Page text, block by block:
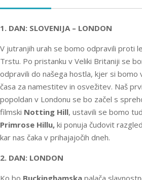
1. DAN: SLOVENIJA – LONDON
V jutranjih urah se bomo odpravili proti
Trstu. Po pristanku v Veliki Britaniji se
odpravili do našega hostla, kjer si bomo
časa za namestitev in osvežitev. Naš
popoldan v Londonu se bo začel s
filmski Notting Hill, ustavili se bomo
Primrose Hillu, ki ponuja čudovit
kar nas čaka v prihajajočih dneh.
2. DAN: LONDON